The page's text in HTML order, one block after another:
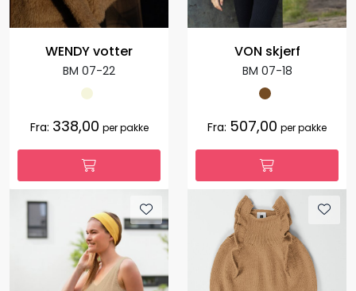
WENDY votter
BM 07-22
Fra: 338,00 per pakke
VON skjerf
BM 07-18
Fra: 507,00 per pakke